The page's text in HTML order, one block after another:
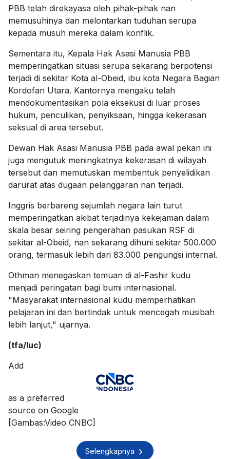
PBB telah direkayasa oleh pihak-pihak nan
memusuhinya dan melontarkan tuduhan serupa
kepada musuh mereka dalam konflik.
Sementara itu, Kepala Hak Asasi Manusia PBB
memperingatkan situasi serupa sekarang berpotensi
terjadi di sekitar Kota al-Obeid, ibu kota Negara Bagian
Kordofan Utara. Kantornya mengaku telah
mendokumentasikan pola eksekusi di luar proses
hukum, penculikan, penyiksaan, hingga kekerasan
seksual di area tersebut.
Dewan Hak Asasi Manusia PBB pada awal pekan ini
juga mengutuk meningkatnya kekerasan di wilayah
tersebut dan memutuskan membentuk penyelidikan
darurat atas dugaan pelanggaran nan terjadi.
Inggris berbareng sejumlah negara lain turut
memperingatkan akibat terjadinya kekejaman dalam
skala besar seiring pengerahan pasukan RSF di
sekitar al-Obeid, nan sekarang dihuni sekitar 500.000
orang, termasuk lebih dari 83.000 pengungsi internal.
Othman menegaskan temuan di al-Fashir kudu
menjadi peringatan bagi bumi internasional.
"Masyarakat internasional kudu memperhatikan
pelajaran ini dan bertindak untuk mencegah musibah
lebih lanjut," ujarnya.
(tfa/luc)
Add
as a preferred
source on Google
[Gambas:Video CNBC]
Selengkapnya